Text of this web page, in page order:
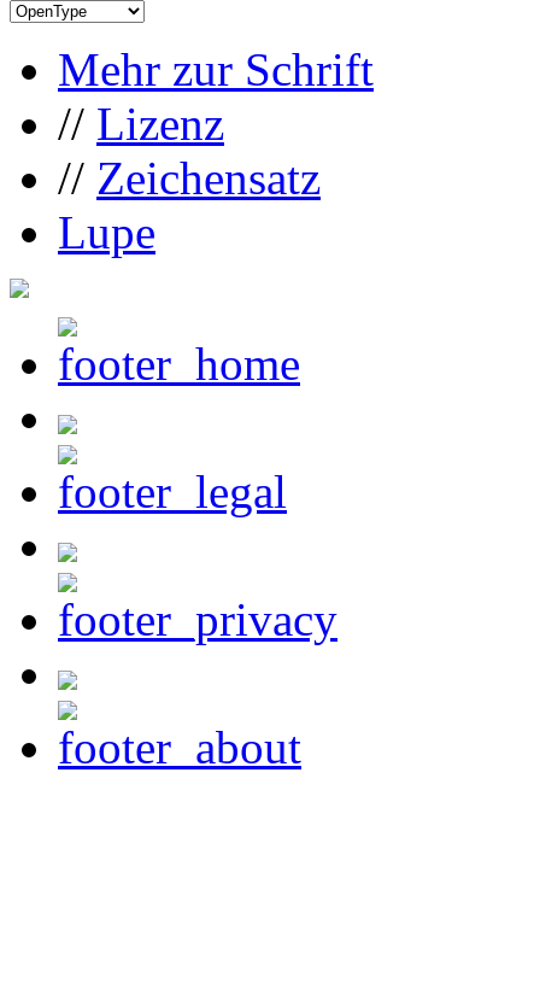
Mehr zur Schrift
// Lizenz
// Zeichensatz
Lupe